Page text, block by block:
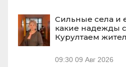
Сильные села и
какие надежды
Курултаем
09:30 09 Авг 2026